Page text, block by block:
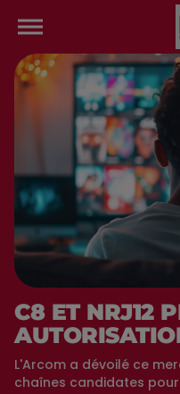
C8 ET NRJ12
L'Arcom a dévoilé ce
chaînes candidates